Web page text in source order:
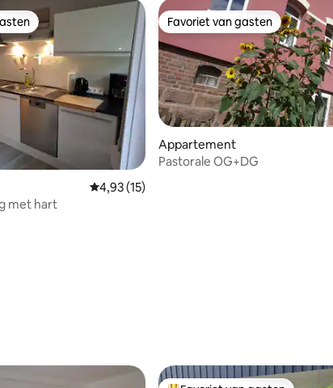
uit 5, 172 recensies
Gemiddelde beoordeling van 4,93 uit 5, 15
4,93 (15)
met hart
Favoriet van gasten
Favoriet van gasten
Appartement
Pastorale OG+DG